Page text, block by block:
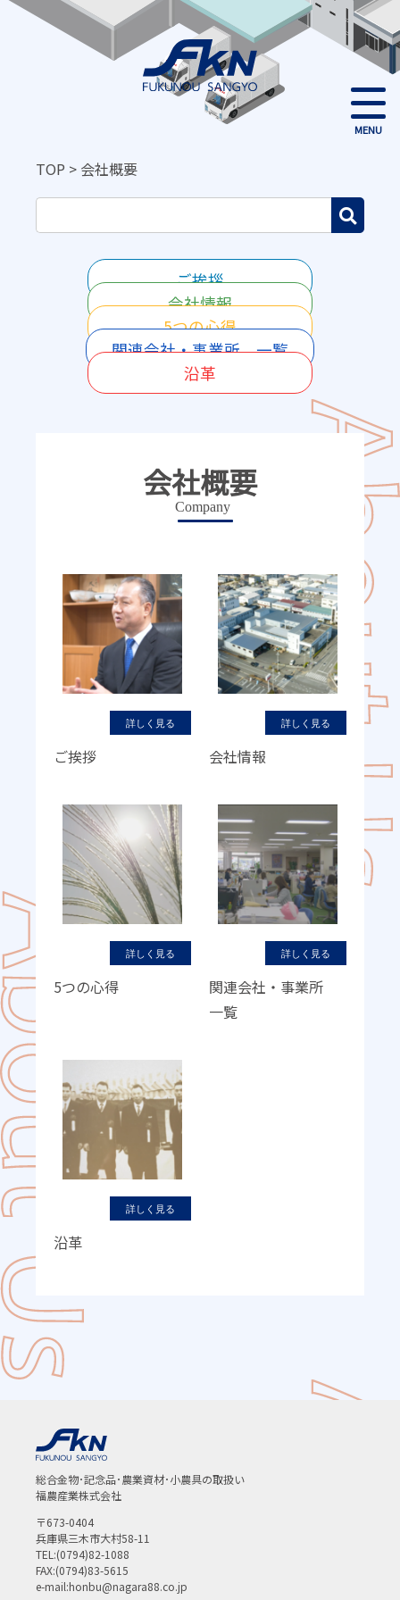
MENU
TOP > 会社概要
ご挨拶
会社情報
5つの心得
関連会社・事業所 一覧
沿革
会社概要
Company
詳しく見る
ご挨拶
詳しく見る
会社情報
詳しく見る
5つの心得
詳しく見る
関連会社・事業所
一覧
詳しく見る
沿革
総合金物･記念品･農業資材･小農具の取扱い
福農産業株式会社
〒673-0404
兵庫県三木市大村58-11
TEL:(0794)82-1088
FAX:(0794)83-5615
e-mail:honbu@nagara88.co.jp